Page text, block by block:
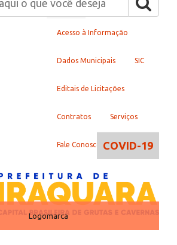
Home
Acesso à Informação
Dados Municipais SIC
Editais de Licitações
Contratos Serviços
Fale Conosco COVID-19
Logomarca